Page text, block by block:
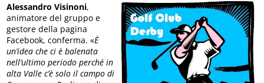
Alessandro Visinoni,
animatore del gruppo e
gestore della pagina
Facebook, conferma. «È
un’idea che ci è balenata
nell’ultimo periodo perché in
alta Valle c’è solo il campo di